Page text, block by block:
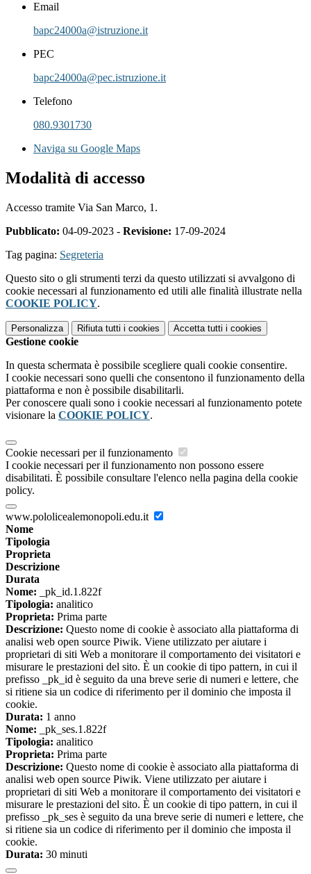
Email
bapc24000a@istruzione.it
PEC
bapc24000a@pec.istruzione.it
Telefono
080.9301730
Naviga su Google Maps
Modalità di accesso
Accesso tramite Via San Marco, 1.
Pubblicato: 04-09-2023 - Revisione: 17-09-2024
Tag pagina: Segreteria
Questo sito o gli strumenti terzi da questo utilizzati si avvalgono di
cookie necessari al funzionamento ed utili alle finalità illustrate nella
COOKIE POLICY.
Personalizza Rifiuta tutti i cookies Accetta tutti i cookies
Gestione cookie
In questa schermata è possibile scegliere quali cookie consentire.
I cookie necessari sono quelli che consentono il funzionamento della
piattaforma e non è possibile disabilitarli.
Per conoscere quali sono i cookie necessari al funzionamento potete
visionare la COOKIE POLICY.
Cookie necessari per il funzionamento
I cookie necessari per il funzionamento non possono essere
disabilitati. È possibile consultare l'elenco nella pagina della cookie
policy.
www.pololicealemonopoli.edu.it
Nome
Tipologia
Proprieta
Descrizione
Durata
Nome: _pk_id.1.822f
Tipologia: analitico
Proprieta: Prima parte
Descrizione: Questo nome di cookie è associato alla piattaforma di
analisi web open source Piwik. Viene utilizzato per aiutare i
proprietari di siti Web a monitorare il comportamento dei visitatori e
misurare le prestazioni del sito. È un cookie di tipo pattern, in cui il
prefisso _pk_id è seguito da una breve serie di numeri e lettere, che
si ritiene sia un codice di riferimento per il dominio che imposta il
cookie.
Durata: 1 anno
Nome: _pk_ses.1.822f
Tipologia: analitico
Proprieta: Prima parte
Descrizione: Questo nome di cookie è associato alla piattaforma di
analisi web open source Piwik. Viene utilizzato per aiutare i
proprietari di siti Web a monitorare il comportamento dei visitatori e
misurare le prestazioni del sito. È un cookie di tipo pattern, in cui il
prefisso _pk_ses è seguito da una breve serie di numeri e lettere, che
si ritiene sia un codice di riferimento per il dominio che imposta il
cookie.
Durata: 30 minuti